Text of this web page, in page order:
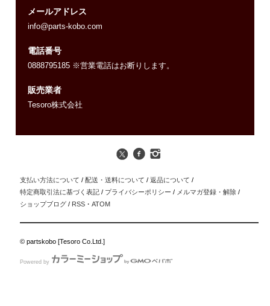
メールアドレス
info@parts-kobo.com
電話番号
0888795185 ※営業電話はお断りします。
販売業者
Tesoro株式会社
支払い方法について / 配送・送料について / 返品について /
特定商取引法に基づく表記 / プライバシーポリシー / メルマガ登録・解除 /
ショップブログ / RSS ・ATOM
© partskobo [Tesoro Co.Ltd.]
Powered by